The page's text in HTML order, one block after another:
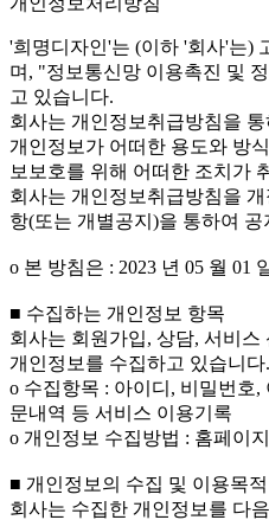
'희명디자인'는 (이하 '회사'는)
며, "정보통신망 이용촉진 및
고 있습니다.
회사는 개인정보취급방침을
개인정보가 어떠한 용도와 방
보보호를 위해 어떠한 조치가
회사는 개인정보취급방침을
항(또는 개별공지)을 통하여 공
ο 본 방침은 : 2023 년 05 월 01
■ 수집하는 개인정보 항목
회사는 회원가입, 상담, 서비
개인정보를 수집하고 있습니다.
ο 수집항목 : 아이디, 비밀번호
문내역 등 서비스 이용기록
ο 개인정보 수집방법 : 홈페이
■ 개인정보의 수집 및 이용목적
회사는 수집한 개인정보를 다